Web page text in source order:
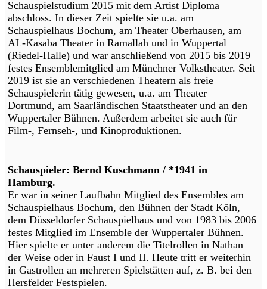
Schauspielstudium 2015 mit dem Artist Diploma
abschloss. In dieser Zeit spielte sie u.a. am
Schauspielhaus Bochum, am Theater Oberhausen, am
AL-Kasaba Theater in Ramallah und in Wuppertal
(Riedel-Halle) und war anschließend von 2015 bis 2019
festes Ensemblemitglied am Münchner Volkstheater. Seit
2019 ist sie an verschiedenen Theatern als freie
Schauspielerin tätig gewesen, u.a. am Theater
Dortmund, am Saarländischen Staatstheater und an den
Wuppertaler Bühnen. Außerdem arbeitet sie auch für
Film-, Fernseh-, und Kinoproduktionen.
Schauspieler: Bernd Kuschmann / *1941 in
Hamburg.
Er war in seiner Laufbahn Mitglied des Ensembles am
Schauspielhaus Bochum, den Bühnen der Stadt Köln,
dem Düsseldorfer Schauspielhaus und von 1983 bis 2006
festes Mitglied im Ensemble der Wuppertaler Bühnen.
Hier spielte er unter anderem die Titelrollen in Nathan
der Weise oder in Faust I und II. Heute tritt er weiterhin
in Gastrollen an mehreren Spielstätten auf, z. B. bei den
Hersfelder Festspielen.